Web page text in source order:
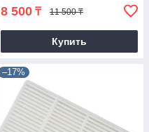
8 500 ₸ 11 500 ₸
Купить
–17%